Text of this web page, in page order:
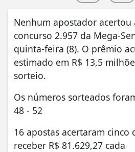
Nenhum apostador acertou
concurso 2.957 da Mega-
quinta-feira (8). O prêmio
estimado em R$ 13,5
sorteio.
Os números sorteados
48 - 52
16 apostas acertaram cinco
receber R$ 81.629,27 cada